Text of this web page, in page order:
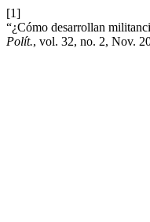
[1]
“¿Cómo desarrollan
Polít., vol. 32, no. 2, Nov.